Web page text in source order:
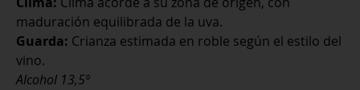
maduración equilibrada de la uva.
Guarda: Crianza estimada en roble según el estilo del
vino.
Alcohol 13,5º